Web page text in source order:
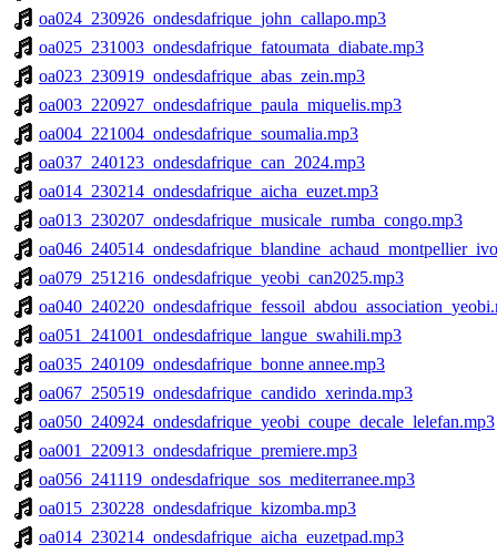
oa024_230926_ondesdafrique_john_callapo.mp3
oa025_231003_ondesdafrique_fatoumata_diabate.mp3
oa023_230919_ondesdafrique_abas_zein.mp3
oa003_220927_ondesdafrique_paula_miquelis.mp3
oa004_221004_ondesdafrique_soumalia.mp3
oa037_240123_ondesdafrique_can_2024.mp3
oa014_230214_ondesdafrique_aicha_euzet.mp3
oa013_230207_ondesdafrique_musicale_rumba_congo.mp3
oa079_251216_ondesdafrique_yeobi_can2025.mp3
oa051_241001_ondesdafrique_langue_swahili.mp3
oa035_240109_ondesdafrique_bonne annee.mp3
oa067_250519_ondesdafrique_candido_xerinda.mp3
oa050_240924_ondesdafrique_yeobi_coupe_decale_lelefan.mp3
oa001_220913_ondesdafrique_premiere.mp3
oa056_241119_ondesdafrique_sos_mediterranee.mp3
oa015_230228_ondesdafrique_kizomba.mp3
oa014_230214_ondesdafrique_aicha_euzetpad.mp3